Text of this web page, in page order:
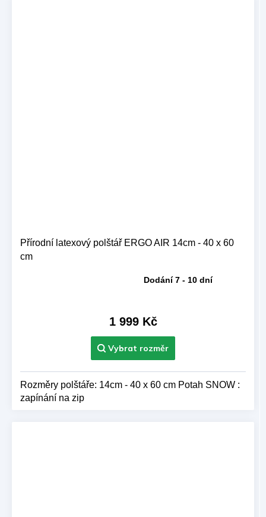
Přírodní latexový polštář ERGO AIR 14cm - 40 x 60
cm
Dodání 7 - 10 dní
1 999 Kč
Rozměry polštáře: 14cm - 40 x 60 cm Potah SNOW :
zapínání na zip